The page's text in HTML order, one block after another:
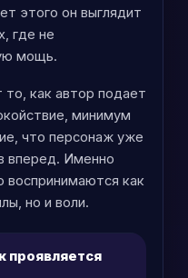
этого он выглядит
где не
мощь.
как автор подает
минимум
что персонаж уже
вперед. Именно
воспринимаются как
но и воли.
проявляется